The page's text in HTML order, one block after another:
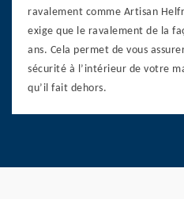
ravalement comme Artisan
exige que le ravalement de la
ans. Cela permet de vous
sécurité à l’intérieur de votre
qu’il fait dehors.